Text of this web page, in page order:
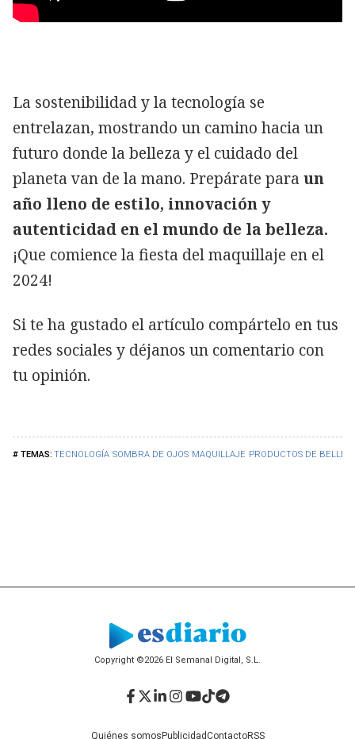
TECNOLOGÍA SOMBRA DE OJOS MAQUILLAJE PRODUCTOS DE
La sostenibilidad y la tecnología se
entrelazan, mostrando un camino hacia un
futuro donde la belleza y el cuidado del
planeta van de la mano. Prepárate para un
año lleno de estilo, innovación y
autenticidad en el mundo de la belleza.
¡Que comience la fiesta del maquillaje en el
2024!
Si te ha gustado el artículo compártelo en tus
redes sociales y déjanos un comentario con
tu opinión.
Copyright ©2026 El Semanal Digital, S.L.
Quiénes somos PublicidadContactoRSS
Facebook
Twitter
LinkedIn
Instagram
YouTube
TikTok
Telegram